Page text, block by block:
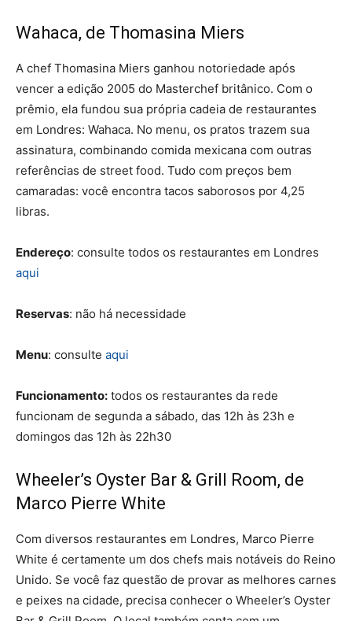
Wahaca, de Thomasina Miers
A chef Thomasina Miers ganhou notoriedade após
vencer a edição 2005 do Masterchef britânico. Com o
prêmio, ela fundou sua própria cadeia de restaurantes
em Londres: Wahaca. No menu, os pratos trazem sua
assinatura, combinando comida mexicana com outras
referências de street food. Tudo com preços bem
camaradas: você encontra tacos saborosos por 4,25
libras.
Endereço: consulte todos os restaurantes em Londres
aqui
Reservas: não há necessidade
Menu: consulte aqui
Funcionamento: todos os restaurantes da rede
funcionam de segunda a sábado, das 12h às 23h e
domingos das 12h às 22h30
Wheeler’s Oyster Bar & Grill Room, de
Marco Pierre White
Com diversos restaurantes em Londres, Marco Pierre
White é certamente um dos chefs mais notáveis do Reino
Unido. Se você faz questão de provar as melhores carnes
e peixes na cidade, precisa conhecer o Wheeler’s Oyster